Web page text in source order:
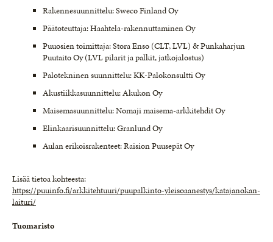
Rakennesuunnittelu: Sweco Finland Oy
Päätoteuttaja: Haahtela-rakennuttaminen Oy
Puuosien toimittaja: Stora Enso (CLT, LVL) & Punkaharjun
Puutaito Oy (LVL pilarit ja palkit, jatkojalostus)
Palotekninen suunnittelu: KK-Palokonsultti Oy
Akustiikkasuunnittelu: Akukon Oy
Maisemasuunnittelu: Nomaji maisema-arkkitehdit Oy
Elinkaarisuunnittelu: Granlund Oy
Aulan erikoisrakenteet: Raision Puusepät Oy
Lisää tietoa kohteesta:
https://puuinfo.fi/arkkitehtuuri/puupalkinto-yleisoaanestys/katajanokan-
laituri/
Tuomaristo